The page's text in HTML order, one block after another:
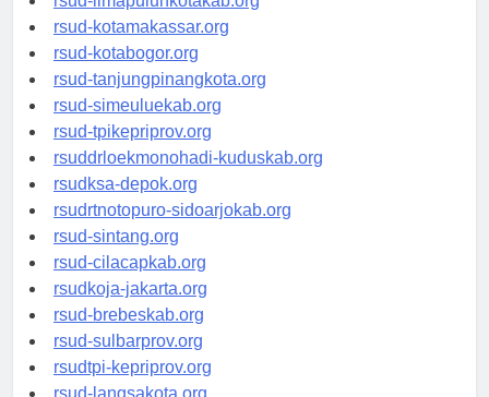
rsud-kotamakassar.org
rsud-kotabogor.org
rsud-tanjungpinangkota.org
rsud-simeuluekab.org
rsud-tpikepriprov.org
rsuddrloekmonohadi-kuduskab.org
rsudksa-depok.org
rsudrtnotopuro-sidoarjokab.org
rsud-sintang.org
rsud-cilacapkab.org
rsudkoja-jakarta.org
rsud-brebeskab.org
rsud-sulbarprov.org
rsudtpi-kepriprov.org
rsud-langsakota.org